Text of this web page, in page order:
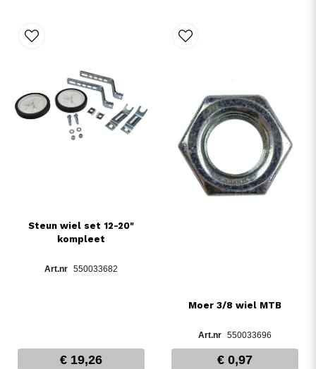
Steun wiel set 12-20"
kompleet
550033682
€ 19,26
Moer 3/8 wiel MTB
550033696
€ 0,97